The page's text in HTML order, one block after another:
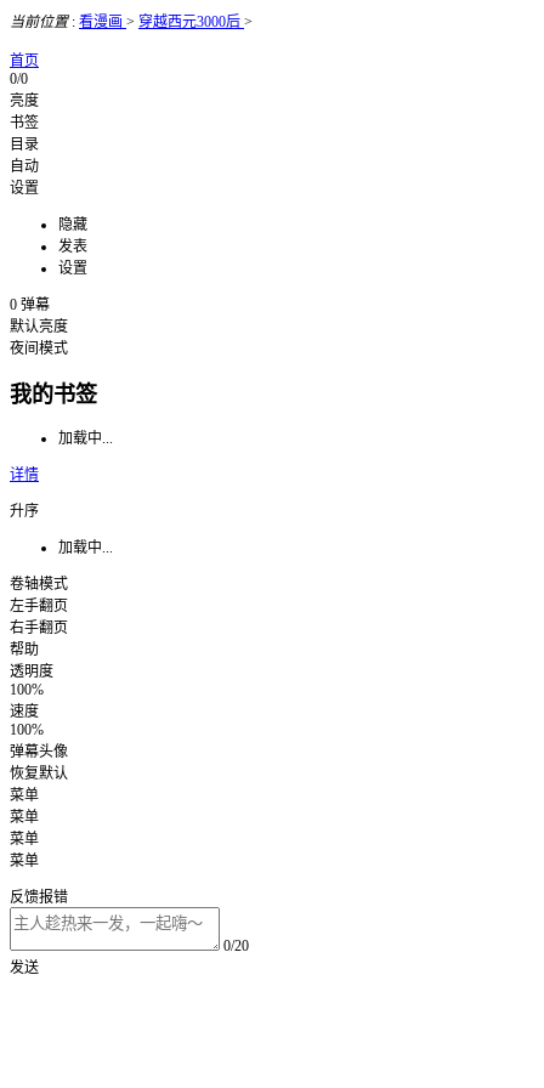
当前位置: 看漫画 > 穿越西元3000后 >
首页
0/0
亮度
书签
目录
自动
设置
隐藏
发表
设置
0 弹幕
默认亮度
夜间模式
我的书签
加载中...
详情
升序
加载中...
卷轴模式
左手翻页
右手翻页
帮助
透明度
100%
速度
100%
弹幕头像
恢复默认
菜单
菜单
菜单
菜单
反馈报错
0/20
发送